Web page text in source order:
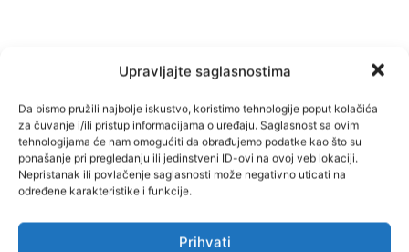
Upravljajte saglasnostima
Da bismo pružili najbolje iskustvo, koristimo tehnologije poput kolačića
za čuvanje i/ili pristup informacijama o uređaju. Saglasnost sa ovim
tehnologijama će nam omogućiti da obrađujemo podatke kao što su
ponašanje pri pregledanju ili jedinstveni ID-ovi na ovoj veb lokaciji.
Nepristanak ili povlačenje saglasnosti može negativno uticati na
određene karakteristike i funkcije.
Prihvati
TAGOVI JP Rad